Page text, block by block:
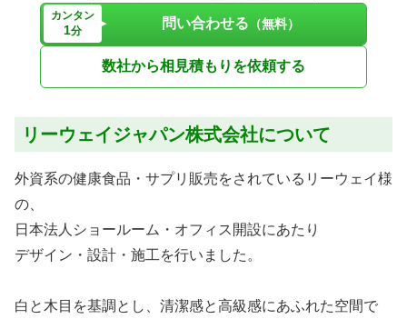
カンタン
1分 問い合わせる （無料）
数社から相見積もりを依頼する
リーウェイジャパン株式会社について
外資系の健康食品・サプリ販売をされているリーウェイ様
の、
日本法人ショールーム・オフィス開設にあたり
デザイン・設計・施工を行いました。
白と木目を基調とし、清潔感と高級感にあふれた空間で